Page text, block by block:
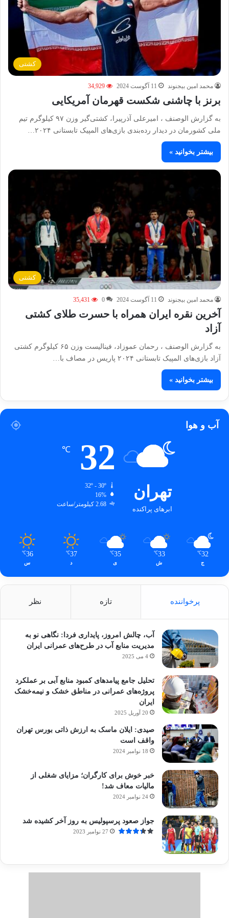
کشتی
محمد امین بیجنوند 11 آگوست 2024 34,929
برنز با چاشنی شکست قهرمان آمریکایی
به گزارش الوصنف ، امیرعلی آذرپیرا، کشتی‌گیر وزن ۹۷ کیلوگرم تیم
ملی کشورمان در دیدار رده‌بندی بازی‌های المپیک تابستانی ۲۰۲۴…
بیشتر بخوانید »
کشتی
محمد امین بیجنوند 11 آگوست 2024 0
35,431
آخرین نقره ایران همراه با حسرت طلای کشتی
آزاد
به گزارش الوصنف ، رحمان عموزاد، فینالیست وزن ۶۵ کیلوگرم کشتی
آزاد بازی‌های المپیک تابستانی ۲۰۲۴ پاریس در مصاف با…
بیشتر بخوانید »
آب و هوا
تهران
ابرهای پراکنده
32
℃
16%
2.68 کیلومتر/ساعت
32
℃
ج
33
℃
ش
35
℃
ی
37
℃
د
36
℃
س
پرخواننده تازه نظر
آب، چالش امروز، پایداری فردا: نگاهی نو به
مدیریت منابع آب در طرح‌های عمرانی ایران
4 می 2025
تحلیل جامع پیامدهای کمبود منابع آبی بر عملکرد
پروژه‌های عمرانی در مناطق خشک و نیمه‌خشک
ایران
20 آوریل 2025
صیدی: ایلان ماسک به ارزش ذاتی بورس تهران
واقف است
18 نوامبر 2024
خبر خوش برای کارگران؛ مزایای شغلی از
مالیات معاف شد!
24 نوامبر 2024
جواز صعود پرسپولیس به روز آخر کشیده شد
27 نوامبر 2023